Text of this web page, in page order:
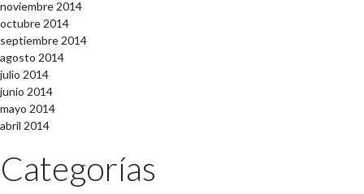
noviembre 2014
octubre 2014
septiembre 2014
agosto 2014
julio 2014
junio 2014
mayo 2014
abril 2014
Categorías